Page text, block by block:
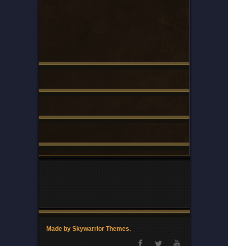
Made by Skywarrior Themes.